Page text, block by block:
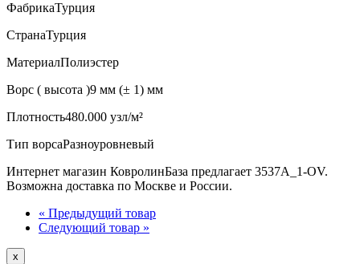
ФабрикаТурция
СтранаТурция
МатериалПолиэстер
Ворс ( высота )9 мм (± 1) мм
Плотность480.000 узл/м²
Тип ворсаРазноуровневый
Интернет магазин КовролинБаза предлагает 3537A_1-OV.
Возможна доставка по Москве и России.
« Предыдущий товар
Следующий товар »
x